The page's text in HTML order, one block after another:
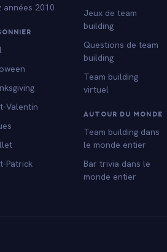
années 2010
Valentin
Patrick
Jeux de team
building
Questions de team
building
Team building
virtuel
AUTOUR DU MONDE
Team building dans
le monde entier
Bar trivia dans le
monde entier